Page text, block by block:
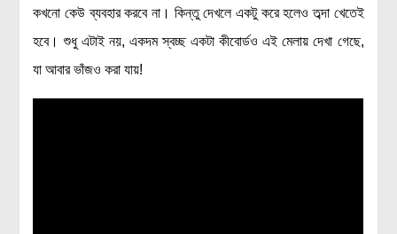
বিদেশী বিজ্ঞানী
কার্ল সেগান
কখনো কেউ ব্যবহার করবে না। কিন্তু দেখলে একটু করে হলেও তব্দা খেতেই
হবে। শুধু এটাই নয়, একদম স্বচ্ছ একটা কীবোর্ডও এই মেলায় দেখা গেছে,
যা আবার ভাঁজও করা যায়!